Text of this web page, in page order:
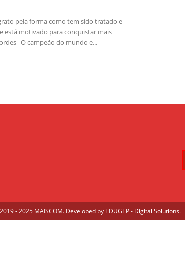
pela forma como tem sido tratado e
está motivado para conquistar mais
O campeão do mundo e...
- 2025 MAISCOM. Developed by EDUGEP - Digital Solutions.